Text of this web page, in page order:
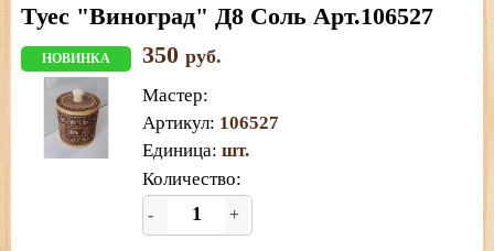
Туес "Виноград" Д8 Соль Арт.106527
НОВИНКА 350 руб.
Мастер:
Артикул: 106527
Единица: шт.
Количество:
- +